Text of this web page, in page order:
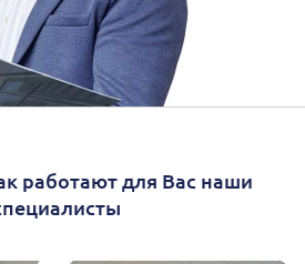
работают для Вас наши